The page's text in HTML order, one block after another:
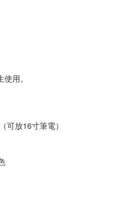
用。
可放16寸筆電）